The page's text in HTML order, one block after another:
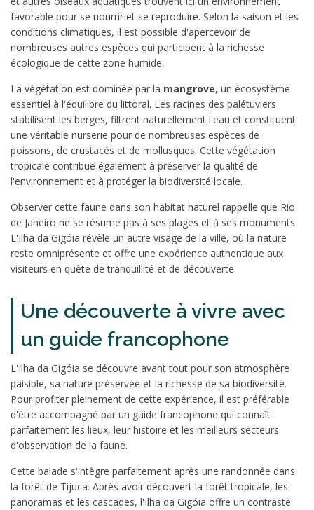
favorable pour se nourrir et se reproduire. Selon la saison et les
conditions climatiques, il est possible d'apercevoir de
nombreuses autres espèces qui participent à la richesse
écologique de cette zone humide.
La végétation est dominée par la mangrove, un écosystème
essentiel à l'équilibre du littoral. Les racines des palétuviers
stabilisent les berges, filtrent naturellement l'eau et constituent
une véritable nurserie pour de nombreuses espèces de
poissons, de crustacés et de mollusques. Cette végétation
tropicale contribue également à préserver la qualité de
l'environnement et à protéger la biodiversité locale.
Observer cette faune dans son habitat naturel rappelle que Rio
de Janeiro ne se résume pas à ses plages et à ses monuments.
L'Ilha da Gigóia révèle un autre visage de la ville, où la nature
reste omniprésente et offre une expérience authentique aux
visiteurs en quête de tranquillité et de découverte.
Une découverte à vivre avec
un guide francophone
L'Ilha da Gigóia se découvre avant tout pour son atmosphère
paisible, sa nature préservée et la richesse de sa biodiversité.
Pour profiter pleinement de cette expérience, il est préférable
d'être accompagné par un guide francophone qui connaît
parfaitement les lieux, leur histoire et les meilleurs secteurs
d'observation de la faune.
Cette balade s'intègre parfaitement après une randonnée dans
la forêt de Tijuca. Après avoir découvert la forêt tropicale, les
panoramas et les cascades, l'Ilha da Gigóia offre un contraste